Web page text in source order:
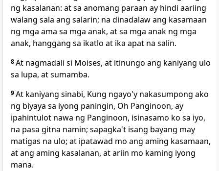
ng kasalanan: at sa anomang paraan ay hindi aariing
walang sala ang salarin; na dinadalaw ang kasamaan
ng mga ama sa mga anak, at sa mga anak ng mga
anak, hanggang sa ikatlo at ika apat na salin.
8At nagmadali si Moises, at itinungo ang kaniyang ulo
sa lupa, at sumamba.
9At kaniyang sinabi, Kung ngayo'y nakasumpong ako
ng biyaya sa iyong paningin, Oh Panginoon, ay
ipahintulot nawa ng Panginoon, isinasamo ko sa iyo,
na pasa gitna namin; sapagka't isang bayang may
matigas na ulo; at ipatawad mo ang aming kasamaan,
at ang aming kasalanan, at ariin mo kaming iyong
mana.